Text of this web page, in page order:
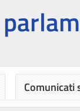
Comunicati